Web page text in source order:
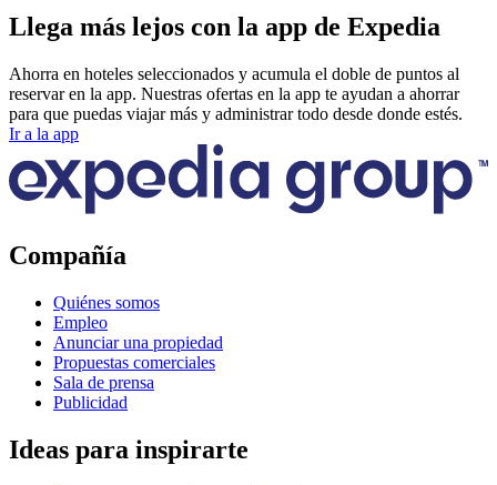
Llega más lejos con la app de Expedia
Ahorra en hoteles seleccionados y acumula el doble de puntos al
reservar en la app. Nuestras ofertas en la app te ayudan a ahorrar
para que puedas viajar más y administrar todo desde donde estés.
Ir a la app
Compañía
Quiénes somos
Empleo
Anunciar una propiedad
Propuestas comerciales
Sala de prensa
Publicidad
Ideas para inspirarte